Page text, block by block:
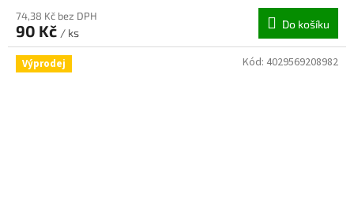
74,38 Kč bez DPH
90 Kč / ks
Do košíku
Výprodej Kód: 4029569208982